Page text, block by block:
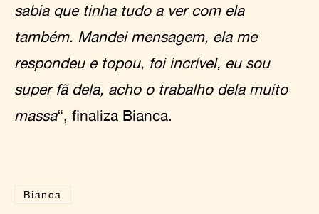
sabia que tinha tudo a ver com ela
também. Mandei mensagem, ela me
respondeu e topou, foi incrível, eu sou
super fã dela, acho o trabalho dela muito
massa“, finaliza Bianca.
Bianca